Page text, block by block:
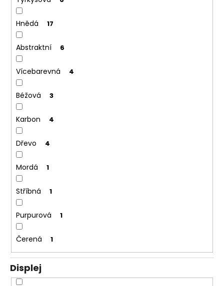
Hnědá 17
Abstraktní 6
Vícebarevná 4
Béžová 3
Karbon 4
Dřevo 4
Mordá 1
Stříbná 1
Purpurová 1
Čerená 1
Displej